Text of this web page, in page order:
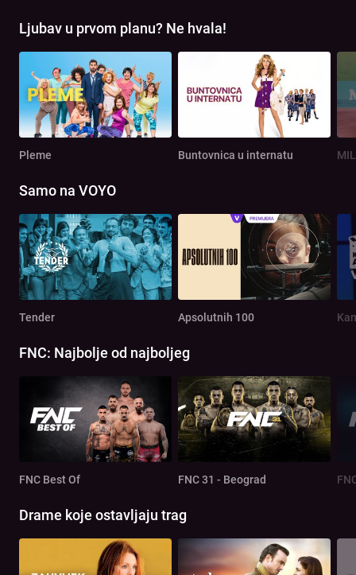
Ljubav u prvom planu? Ne hvala!
Pleme Buntovnica u internatu
Samo na VOYO
Tender Apsolutnih 100
FNC: Najbolje od najboljeg
FNC Best Of FNC 31 - Beograd
Drame koje ostavljaju trag